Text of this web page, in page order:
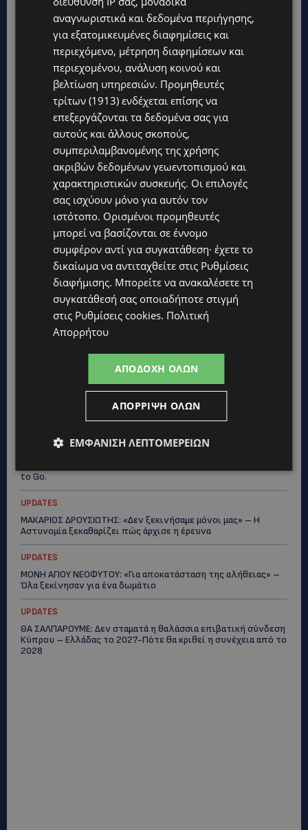
ΦΕΙΔΙΑΣ ΠΑΝΑΓΙΩΤΟΥ: Η εμφάνισή του στην εκδήλωση για
Ισαάκ και Σολωμού προκάλεσε αντιδράσεις – «Ασέβεια προς
τους νεκρούς»-(Φώτο)
ΔΗΜΟΣ ΛΑΤΣΙΩΝ – ΓΕΡΙΟΥ: Πάνω από 8.000 υπογραφές κατά
των Δομών Ανηλίκων – Ζητούν γραπτή δέσμευση από το
ΑΓΙΟΣ ΙΩΑΝΝΗΣ ΠΙΤΣΙΛΙΑΣ: Ξανανοίγει η πισίνα του χωριού –
Μια ανάσα δροσιάς για κατοίκους και επισκέπτες
ΕΛΕΝΑ ΠΑΠΑΔΟΠΟΥΛΟΥ: Από τη σκηνή στην Αντιπροεδρία του
ΘΟΚ – «Μεγάλη τιμή και μεγάλη ευθύνη»
VIBE NEWS
to Go.
UPDATES
ΜΑΚΑΡΙΟΣ ΔΡΟΥΣΙΩΤΗΣ: «Δεν ξεκινήσαμε μόνοι μας» – Η
Αστυνομία ξεκαθαρίζει πώς άρχισε η έρευνα
UPDATES
ΜΟΝΗ ΑΓΙΟΥ ΝΕΟΦΥΤΟΥ: «Για αποκατάσταση της αλήθειας» –
Όλα ξεκίνησαν για ένα δωμάτιο
UPDATES
ΘΑ ΣΑΛΠΑΡΟΥΜΕ: Δεν σταματά η θαλάσσια επιβατική σύνδεση
Κύπρου – Ελλάδας το 2027-Πότε θα κριθεί η συνέχεια από το
2028
αναγνωριστικά και δεδομένα περιήγησης,
για εξατομικευμένες διαφημίσεις και
περιεχόμενο, μέτρηση διαφημίσεων και
περιεχομένου, ανάλυση κοινού και
βελτίωση υπηρεσιών. Προμηθευτές
τρίτων (1913) ενδέχεται επίσης να
επεξεργάζονται τα δεδομένα σας για
αυτούς και άλλους σκοπούς,
συμπεριλαμβανομένης της χρήσης
ακριβών δεδομένων γεωεντοπισμού και
χαρακτηριστικών συσκευής. Οι επιλογές
σας ισχύουν μόνο για αυτόν τον
ιστότοπο. Ορισμένοι προμηθευτές
μπορεί να βασίζονται σε έννομο
συμφέρον αντί για συγκατάθεση· έχετε το
δικαίωμα να αντιταχθείτε στις Ρυθμίσεις
διαφήμισης. Μπορείτε να ανακαλέσετε τη
συγκατάθεσή σας οποιαδήποτε στιγμή
στις Ρυθμίσεις cookies. Πολιτική
Απορρήτου
ΑΠΟΔΟΧΉ ΌΛΩΝ
ΑΠΌΡΡΙΨΗ ΌΛΩΝ
ΕΜΦΆΝΙΣΗ ΛΕΠΤΟΜΕΡΕΙΏΝ